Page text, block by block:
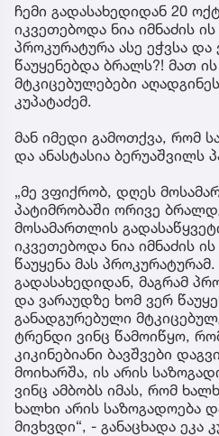
ჩემი გადასახედიდან 20
იკვეთებოდა ნია იმნაძის
პროკურატურა ასე ეჭვსა
წაუყენებდა ბრალს?! მათ
მტკიცებულებები
კუპატაძემ.
მან იმედი გამოთქვა, რომ
და ანასტასია ბერუაშვილს
„მე ვფიქრობ, დღეს
პატიმრობაში ორივე
მოსამართლის
იკვეთებოდა ნია იმნაძის
წაუყენა მას
გადასახედიდან, მაგრამ
და ვარაუდზე ხომ ვერ
განადგურებული
ტრენდი ვინც წამოიწყო,
კიკინებიანი ბავშვები
მოიხარშა, ის არის
ვინც ამბობს იმას, რომ
ხალხი არის საზოგადოება
მივხვდი“, - განაცხადა ეკა